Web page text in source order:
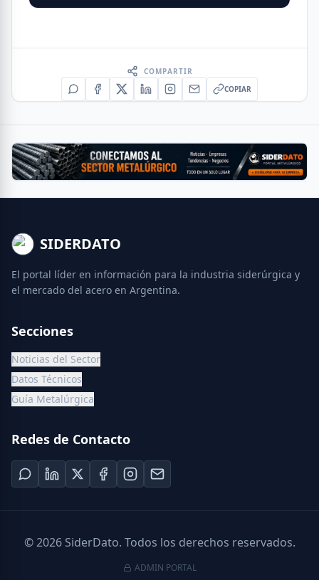
COMPARTIR
COPIAR
SIDERDATO
El portal líder en información para la industria siderúrgica y
el mercado del acero en Argentina.
Secciones
Noticias del Sector
Datos Técnicos
Guía Metalúrgica
Redes de Contacto
©2026SiderDato. Todos los derechos reservados.
ADMIN PORTAL